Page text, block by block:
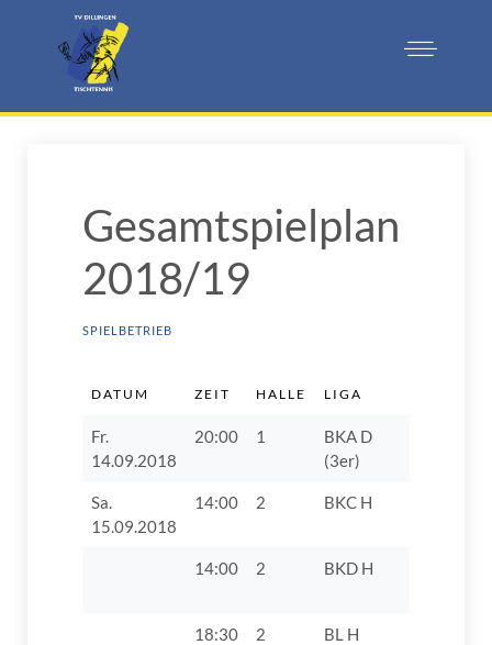
Gesamtspielplan
2018/19
SPIELBETRIEB
DATUM ZEIT HALLE LIGA
Fr.
14.09.2018
20:00 1
BKA D
(3er)
Sa.
15.09.2018
14:00 2 BKC H
14:00 2 BKD H
18:30 2 BL H